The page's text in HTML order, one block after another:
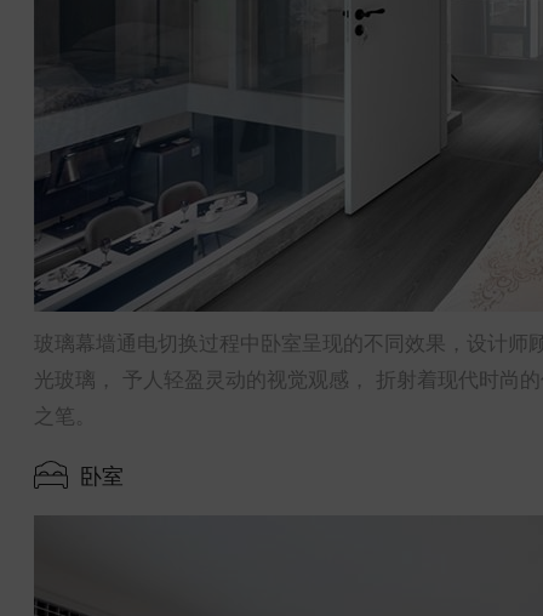
玻璃幕墙通电切换过程中卧室呈现的不同效果，设计
光玻璃， 予人轻盈灵动的视觉观感， 折射着现代时尚
之笔。
卧室